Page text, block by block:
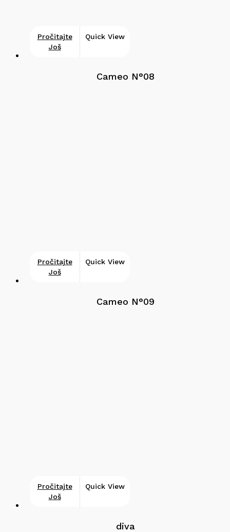
Pročitajte
Još
Quick View
Cameo N°08
Pročitajte
Još
Quick View
Cameo N°09
Pročitajte
Još
Quick View
diva